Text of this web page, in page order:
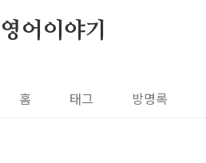
영어이야기
홈 태그 방명록